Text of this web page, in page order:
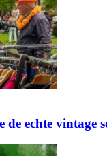
echte vintage